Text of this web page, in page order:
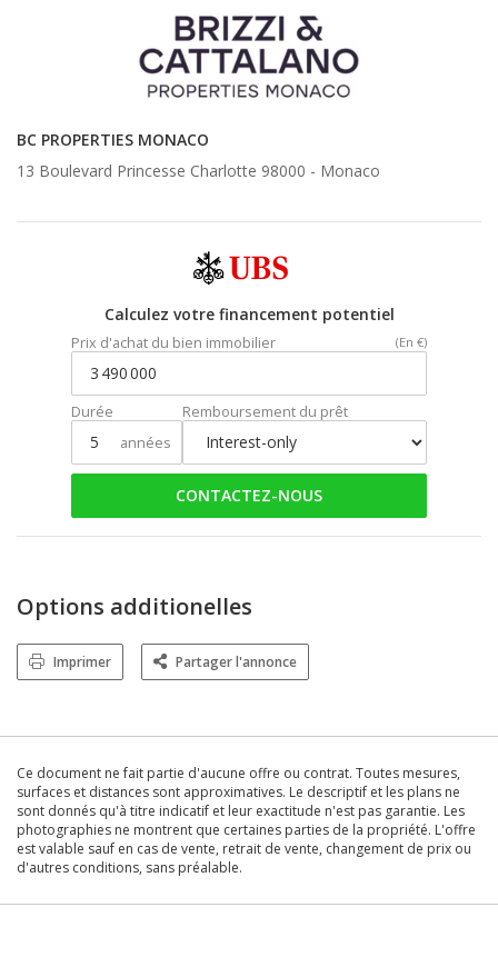
BC PROPERTIES MONACO
13 Boulevard Princesse Charlotte 98000 - Monaco
Calculez votre financement potentiel
Prix d'achat du bien immobilier (En €)
Durée
années
Remboursement du prêt
CONTACTEZ-NOUS
Options additionelles
Imprimer Partager l'annonce
Ce document ne fait partie d'aucune offre ou contrat. Toutes mesures,
surfaces et distances sont approximatives. Le descriptif et les plans ne
sont donnés qu'à titre indicatif et leur exactitude n'est pas garantie. Les
photographies ne montrent que certaines parties de la propriété. L'offre
est valable sauf en cas de vente, retrait de vente, changement de prix ou
d'autres conditions, sans préalable.